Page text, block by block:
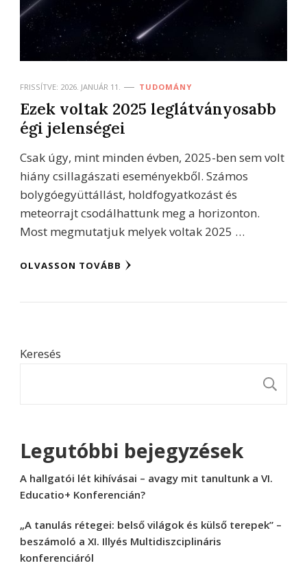
FRISSÍTVE: 2026. JANUÁR 11. TUDOMÁNY
Ezek voltak 2025 leglátványosabb
égi jelenségei
Csak úgy, mint minden évben, 2025-ben sem volt
hiány csillagászati eseményekből. Számos
bolygóegyüttállást, holdfogyatkozást és
meteorrajt csodálhattunk meg a horizonton.
Most megmutatjuk melyek voltak 2025 …
OLVASSON TOVÁBB
Keresés
Legutóbbi bejegyzések
A hallgatói lét kihívásai – avagy mit tanultunk a VI.
Educatio+ Konferencián?
„A tanulás rétegei: belső világok és külső terepek” –
beszámoló a XI. Illyés Multidiszciplináris
konferenciáról